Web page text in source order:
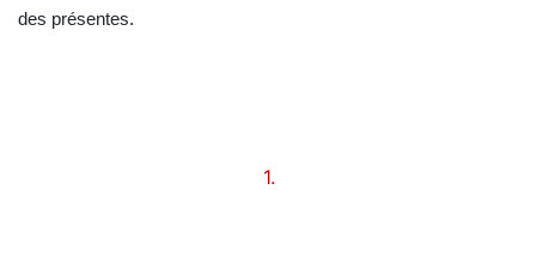
des présentes.